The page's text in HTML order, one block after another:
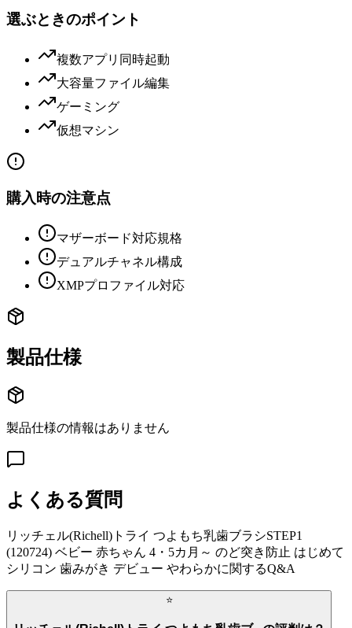
選ぶときのポイント
複数アプリ同時起動
大容量ファイル編集
ゲーミング
仮想マシン
購入時の注意点
マザーボード対応規格
デュアルチャネル構成
XMPプロファイル対応
製品仕様
製品仕様の情報はありません
よくある質問
リッチェル(Richell)トライ つよもち乳歯ブラシSTEP1
(120724) ベビー 赤ちゃん 4・5カ月～ のど突き防止 はじめて
シリコン 歯みがき デビュー やわらかに関するQ&A
⭐